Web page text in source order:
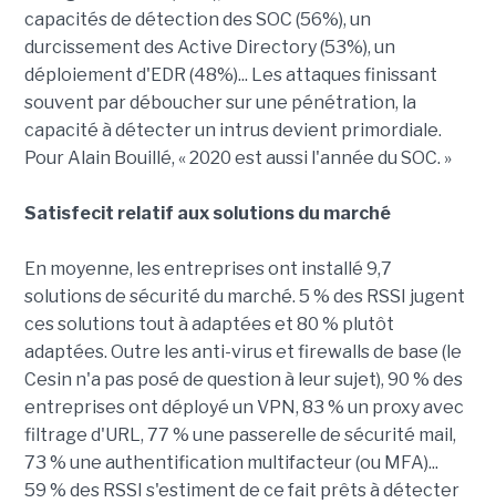
capacités de détection des SOC (56%), un
durcissement des Active Directory (53%), un
déploiement d'EDR (48%)... Les attaques finissant
souvent par déboucher sur une pénétration, la
capacité à détecter un intrus devient primordiale.
Pour Alain Bouillé, « 2020 est aussi l'année du SOC. »
Satisfecit relatif aux solutions du marché
En moyenne, les entreprises ont installé 9,7
solutions de sécurité du marché. 5 % des RSSI jugent
ces solutions tout à adaptées et 80 % plutôt
adaptées. Outre les anti-virus et firewalls de base (le
Cesin n'a pas posé de question à leur sujet), 90 % des
entreprises ont déployé un VPN, 83 % un proxy avec
filtrage d'URL, 77 % une passerelle de sécurité mail,
73 % une authentification multifacteur (ou MFA)...
59 % des RSSI s'estiment de ce fait prêts à détecter